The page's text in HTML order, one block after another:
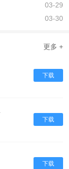
03-29
03-30
更多 +
下载
下载
下载